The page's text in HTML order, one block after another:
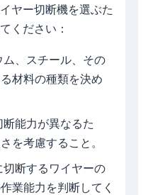
ヤー切断機を選ぶた
ください：
、スチール、その
材料の種類を決め
能力が異なるた
を考慮すること。
切断するワイヤーの
業能力を判断してく